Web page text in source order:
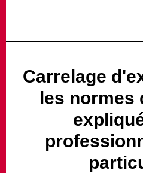
Carrelage
les normes